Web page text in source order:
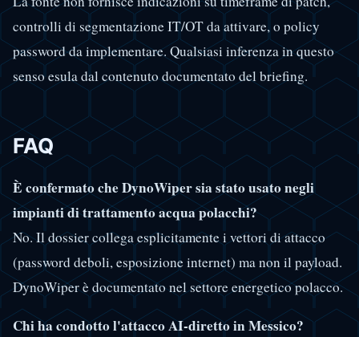
controlli di segmentazione IT/OT da attivare, o policy
password da implementare. Qualsiasi inferenza in questo
senso esula dal contenuto documentato del briefing.
FAQ
È confermato che DynoWiper sia stato usato negli
impianti di trattamento acqua polacchi?
No. Il dossier collega esplicitamente i vettori di attacco
(password deboli, esposizione internet) ma non il payload.
DynoWiper è documentato nel settore energetico polacco.
Chi ha condotto l'attacco AI-diretto in Messico?